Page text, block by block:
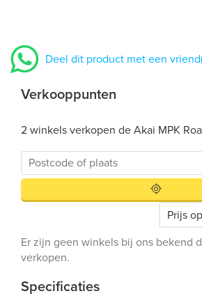
Deel dit product met een
Verkooppunten
2 winkels verkopen de Akai MPK
Er zijn geen winkels bij ons bekend
verkopen.
Specificaties